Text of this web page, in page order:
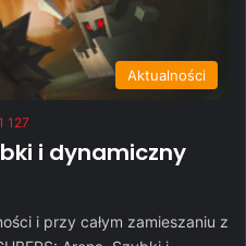
Aktualności
127
i dynamiczny
i przy całym zamieszaniu z